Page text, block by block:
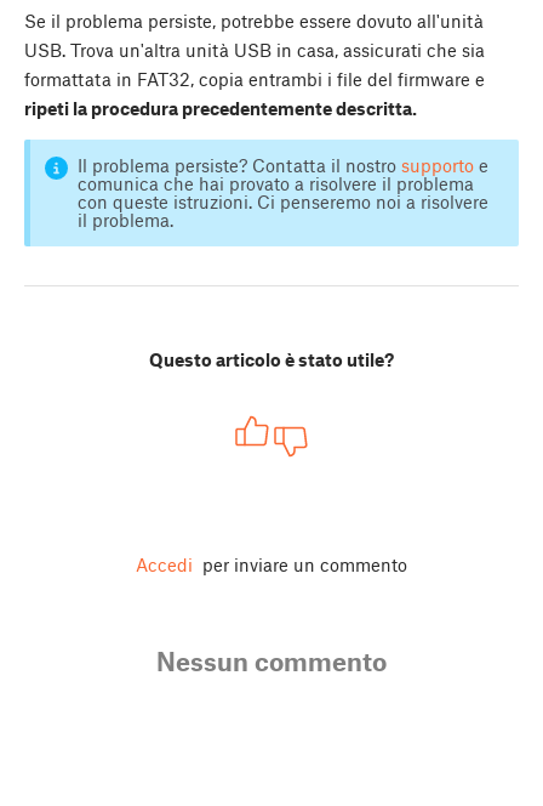
Se il problema persiste, potrebbe essere dovuto all'unità
USB. Trova un'altra unità USB in casa, assicurati che sia
formattata in FAT32, copia entrambi i file del firmware e
ripeti la procedura precedentemente descritta.
Il problema persiste? Contatta il nostro supportoe
comunica che hai provato a risolvere il problema
con queste istruzioni. Ci penseremo noi a risolvere
il problema.
Questo articolo è stato utile?
Accedi per inviare un commento
Nessun commento